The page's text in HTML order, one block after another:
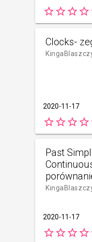
star_borderstar_borderstar_borderstar_border
Clocks-
2020-11-17
star_borderstar_borderstar_borderstar_border
Past
2020-11-17
star_borderstar_borderstar_borderstar_border